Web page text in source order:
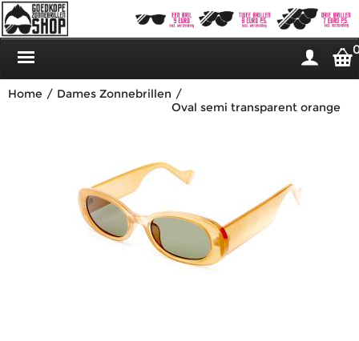
Home / Dames Zonnebrillen /
Oval semi transparent orange